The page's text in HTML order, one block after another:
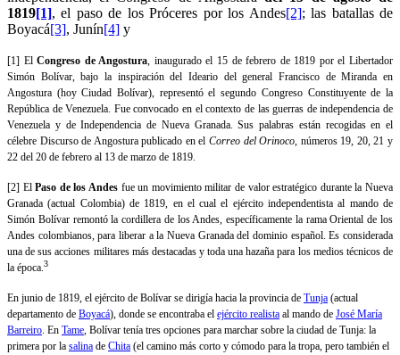
1819[1], el paso de los Próceres por los Andes[2]; las batallas de
Boyacá[3], Junín[4] y
[1] ElCongreso de Angostura, inaugurado el 15 de febrero de 1819 por el Libertador
Simón Bolívar, bajo la inspiración del Ideario del general Francisco de Miranda en
Angostura (hoy Ciudad Bolívar), representó el segundo Congreso Constituyente de la
República de Venezuela. Fue convocado en el contexto de las guerras de independencia de
Venezuela y de Independencia de Nueva Granada. Sus palabras están recogidas en el
célebre Discurso de Angostura publicado en el Correo del Orinoco, números 19, 20, 21 y
22 del 20 de febrero al 13 de marzo de 1819.
[2] ElPaso de los Andes fue un movimiento militar de valor estratégico durante la Nueva
Granada (actual Colombia) de 1819, en el cual el ejército independentista al mando de
Simón Bolívar remontó la cordillera de los Andes, específicamente la rama Oriental de los
Andes colombianos, para liberar a la Nueva Granada del dominio español. Es considerada
una de sus acciones militares más destacadas y toda una hazaña para los medios técnicos de
la época.3
En junio de 1819, el ejército de Bolívar se dirigía hacia la provincia de Tunja (actual
departamento de Boyacá), donde se encontraba el ejército realista al mando de José María
Barreiro. En Tame, Bolívar tenía tres opciones para marchar sobre la ciudad de Tunja: la
primera por la salina de Chita (el camino más corto y cómodo para la tropa, pero también el